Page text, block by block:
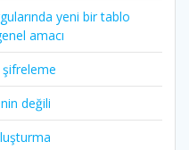
yeni bir tablo
amacı
şifreleme
değili